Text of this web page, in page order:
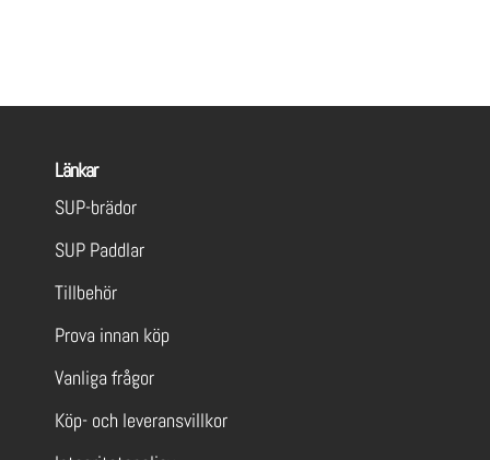
Länkar
SUP-brädor
SUP Paddlar
Tillbehör
Prova innan köp
Vanliga frågor
Köp- och leveransvillkor